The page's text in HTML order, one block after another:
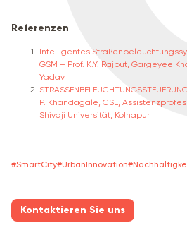
Referenzen
Intelligentes
GSM – Prof. K.Y. Rajput, Gargeyee
Yadav
P. Khandagale, CSE,
Shivaji Universität, Kolhapur
#SmartCity#UrbanInnovation#
Kontaktieren Sie uns